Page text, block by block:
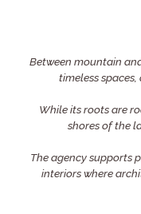
Between mountain
timeless
While its roots are
shores of the
The agency supports
interiors where